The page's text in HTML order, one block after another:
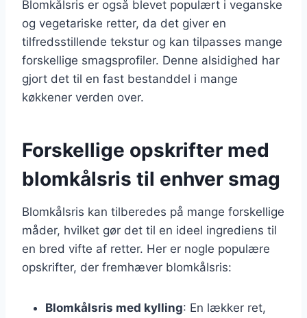
Blomkålsris er også blevet populært i veganske
og vegetariske retter, da det giver en
tilfredsstillende tekstur og kan tilpasses mange
forskellige smagsprofiler. Denne alsidighed har
gjort det til en fast bestanddel i mange
køkkener verden over.
Forskellige opskrifter med
blomkålsris til enhver smag
Blomkålsris kan tilberedes på mange forskellige
måder, hvilket gør det til en ideel ingrediens til
en bred vifte af retter. Her er nogle populære
opskrifter, der fremhæver blomkålsris:
Blomkålsris med kylling: En lækker ret,